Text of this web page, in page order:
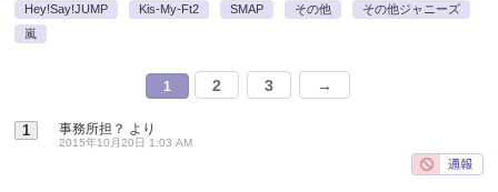
Hey!Say!JUMP Kis-My-Ft2 SMAP その他
その他ジャニーズ
嵐
1 2 3 →
1 事務所担？ より
2015年10月20日 1:03 AM